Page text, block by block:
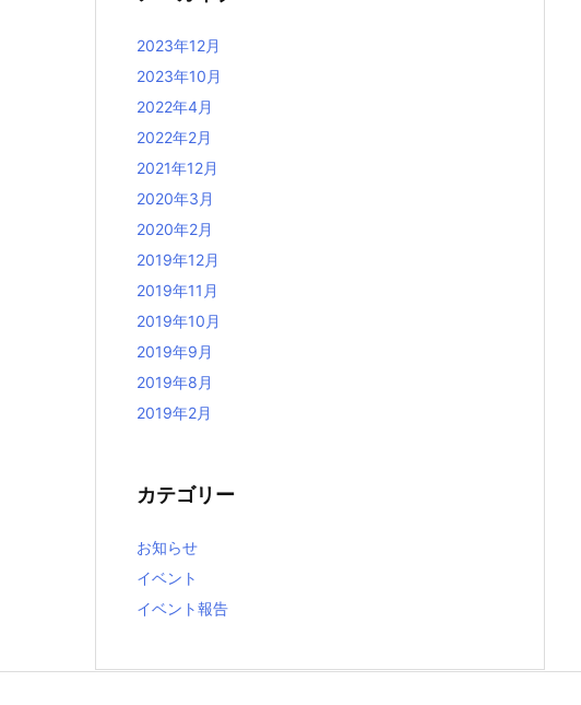
2023年12月
2023年10月
2022年4月
2022年2月
2021年12月
2020年3月
2020年2月
2019年12月
2019年11月
2019年10月
2019年9月
2019年8月
2019年2月
カテゴリー
お知らせ
イベント
イベント報告